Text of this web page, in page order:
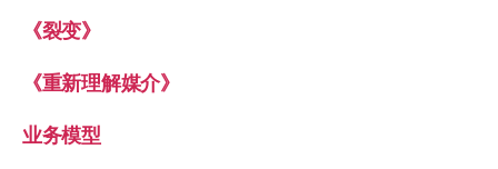
《裂变》
《重新理解媒介》
业务模型